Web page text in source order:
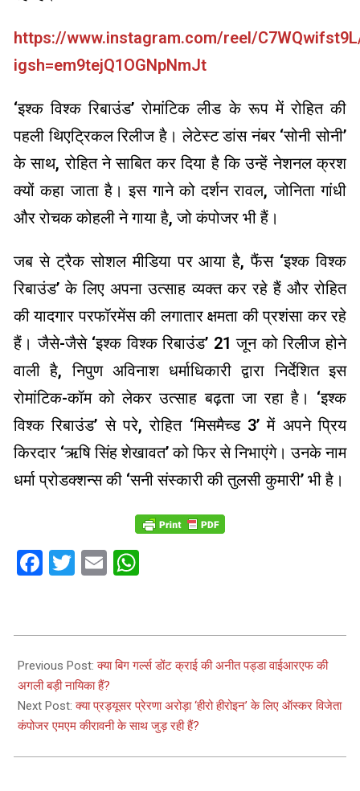
https://www.instagram.com/reel/
igsh=em9tejQ1OGNpNmJt
‘इश्क विश्क रिबाउंड’ रोमांटिक लीड के रूप में रोहित की
पहली थिएट्रिकल रिलीज है। लेटेस्ट डांस नंबर ‘सोनी सोनी’
के साथ, रोहित ने साबित कर दिया है कि उन्हें नेशनल क्रश
क्यों कहा जाता है। इस गाने को दर्शन रावल, जोनिता गांधी
और रोचक कोहली ने गाया है, जो कंपोजर भी हैं।
जब से ट्रैक सोशल मीडिया पर आया है, फैंस ‘इश्क विश्क
रिबाउंड’ के लिए अपना उत्साह व्यक्त कर रहे हैं और रोहित
की यादगार परफॉरमेंस की लगातार क्षमता की प्रशंसा कर रहे
हैं। जैसे-जैसे ‘इश्क विश्क रिबाउंड’ 21 जून को रिलीज होने
वाली है, निपुण अविनाश धर्माधिकारी द्वारा निर्देशित इस
रोमांटिक-कॉम को लेकर उत्साह बढ़ता जा रहा है। ‘इश्क
विश्क रिबाउंड’ से परे, रोहित ‘मिसमैच्ड 3’ में अपने प्रिय
किरदार ‘ऋषि सिंह शेखावत’ को फिर से निभाएंगे। उनके नाम
धर्मा प्रोडक्शन्स की ‘सनी संस्कारी की तुलसी कुमारी’ भी है।
Facebook
Twitter
Email
05-
24
Previous Post:क्या बिग गर्ल्स डोंट क्राई की अनीत पड्डा वाईआरएफ की
अगली बड़ी नायिका हैं?
Next Post:क्या प्रड्यूसर प्रेरणा अरोड़ा ‘हीरो हीरोइन’ के लिए ऑस्कर विजेता
कंपोजर एमएम कीरावनी के साथ जुड़ रही हैं?